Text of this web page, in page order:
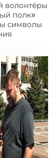
волонтёры
полк»
символы